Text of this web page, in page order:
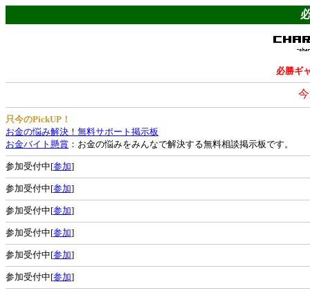
必勝ギ
只今のPickUP！
お金の悩み解決！無料サポート掲示板
お金バイト懸賞 ：お金の悩みをみんなで解決する無料相談掲示板です。
参加受付中[参加]
参加受付中[参加]
参加受付中[参加]
参加受付中[参加]
参加受付中[参加]
参加受付中[参加]